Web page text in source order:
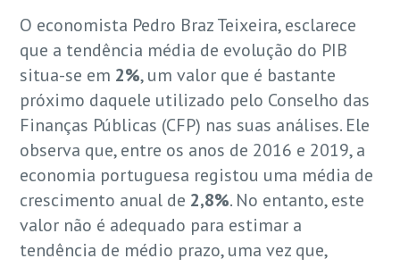
O economista Pedro Braz Teixeira, esclarece
que a tendência média de evolução do PIB
situa-se em 2%, um valor que é bastante
próximo daquele utilizado pelo Conselho das
Finanças Públicas (CFP) nas suas análises. Ele
observa que, entre os anos de 2016 e 2019, a
economia portuguesa registou uma média de
crescimento anual de 2,8%. No entanto, este
valor não é adequado para estimar a
tendência de médio prazo, uma vez que,